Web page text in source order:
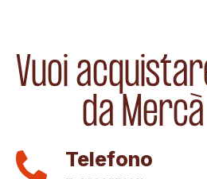
Vuoi
da Mercà
Telefono